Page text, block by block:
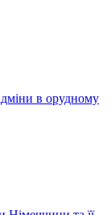
в орудному